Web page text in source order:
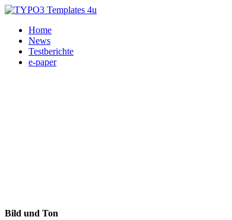
Home
News
Testberichte
e-paper
Bild und Ton